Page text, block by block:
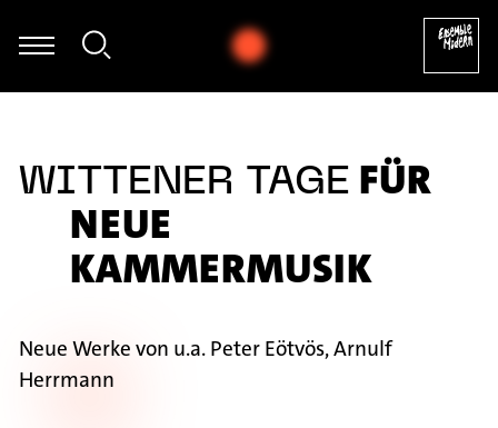
Schwarz - Sascha Janko Dragićević: Autogamie für Fagott und
WITTENER TAGE FÜR
NEUE
KAMMERMUSIK
Neue Werke von u.a. Peter Eötvös, Arnulf
Herrmann